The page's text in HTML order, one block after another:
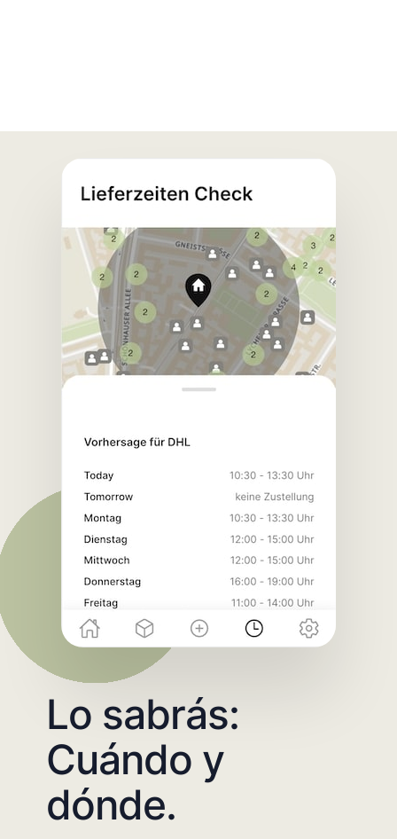
Lo sabrás:
Cuándo y
dónde.